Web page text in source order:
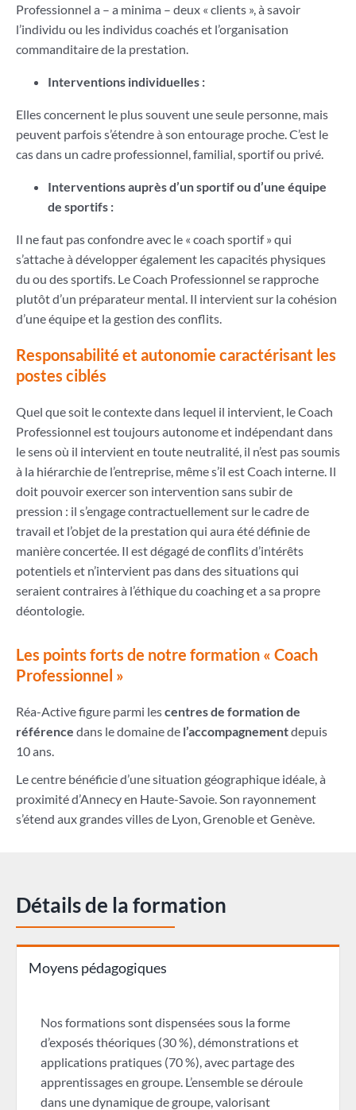
Professionnel a – a minima – deux « clients », à savoir
l’individu ou les individus coachés et l’organisation
commanditaire de la prestation.
Interventions individuelles :
Elles concernent le plus souvent une seule personne, mais
peuvent parfois s’étendre à son entourage proche. C’est le
cas dans un cadre professionnel, familial, sportif ou privé.
Interventions auprès d’un sportif ou d’une équipe
de sportifs :
Il ne faut pas confondre avec le « coach sportif » qui
s’attache à développer également les capacités physiques
du ou des sportifs. Le Coach Professionnel se rapproche
plutôt d’un préparateur mental. Il intervient sur la cohésion
d’une équipe et la gestion des conflits.
Responsabilité et autonomie caractérisant les
postes ciblés
Quel que soit le contexte dans lequel il intervient, le Coach
Professionnel est toujours autonome et indépendant dans
le sens où il intervient en toute neutralité, il n’est pas soumis
à la hiérarchie de l’entreprise, même s’il est Coach interne. Il
doit pouvoir exercer son intervention sans subir de
pression : il s’engage contractuellement sur le cadre de
travail et l’objet de la prestation qui aura été définie de
manière concertée. Il est dégagé de conflits d’intérêts
potentiels et n’intervient pas dans des situations qui
seraient contraires à l’éthique du coaching et a sa propre
déontologie.
Les points forts de notre formation « Coach
Professionnel »
Réa-Active figure parmi lescentres de formation de
référence dans le domaine de l’accompagnementdepuis
10 ans.
Le centre bénéficie d’une situation géographique idéale, à
proximité d’Annecy en Haute-Savoie. Son rayonnement
s’étend aux grandes villes de Lyon, Grenoble et Genève.
Détails de la formation
Moyens pédagogiques
Nos formations sont dispensées sous la forme
d’exposés théoriques (30 %), démonstrations et
applications pratiques (70 %), avec partage des
apprentissages en groupe. L’ensemble se déroule
dans une dynamique de groupe, valorisant